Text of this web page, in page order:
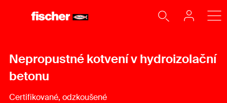
Nepropustné kotvení v hydroizolační
betonu
Certifikované, odzkoušené